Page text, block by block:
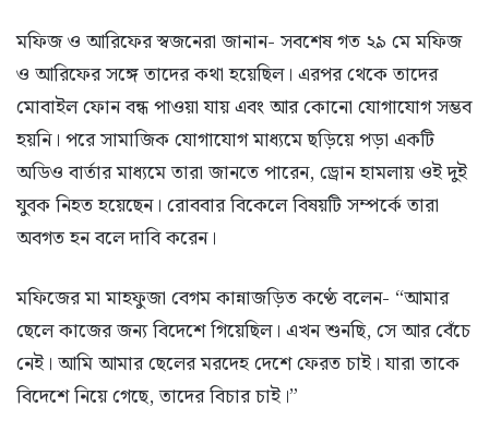
মফিজ ও আরিফের স্বজনেরা জানান- সবশেষ গত ২৯ মে মফিজ
ও আরিফের সঙ্গে তাদের কথা হয়েছিল। এরপর থেকে তাদের
মোবাইল ফোন বন্ধ পাওয়া যায় এবং আর কোনো যোগাযোগ সম্ভব
হয়নি। পরে সামাজিক যোগাযোগ মাধ্যমে ছড়িয়ে পড়া একটি
অডিও বার্তার মাধ্যমে তারা জানতে পারেন, ড্রোন হামলায় ওই দুই
যুবক নিহত হয়েছেন। রোববার বিকেলে বিষয়টি সম্পর্কে তারা
অবগত হন বলে দাবি করেন।
মফিজের মা মাহফুজা বেগম কান্নাজড়িত কণ্ঠে বলেন- “আমার
ছেলে কাজের জন্য বিদেশে গিয়েছিল। এখন শুনছি, সে আর বেঁচে
নেই। আমি আমার ছেলের মরদেহ দেশে ফেরত চাই। যারা তাকে
বিদেশে নিয়ে গেছে, তাদের বিচার চাই।”